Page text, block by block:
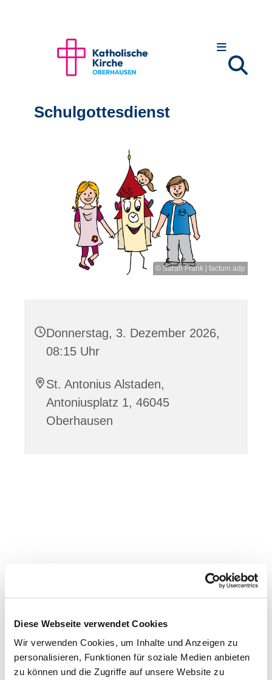
Diese Webseite verwendet Cookies
Wir verwenden Cookies, um Inhalte und Anzeigen zu
personalisieren, Funktionen für soziale Medien anbieten
zu können und die Zugriffe auf unsere Website zu
Schulgottesdienst
© Sarah Frank | factum.adp
Donnerstag, 3. Dezember 2026,
08:15 Uhr
St. Antonius Alstaden,
Antoniusplatz 1, 46045
Oberhausen